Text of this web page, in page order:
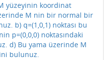
yüzeyinin koordinat
M nin bir normal bir
b) q=(1,0,1) noktası bu
p=(0,0,0) noktasındaki
d) Bu yama üzerinde M
bulunuz.